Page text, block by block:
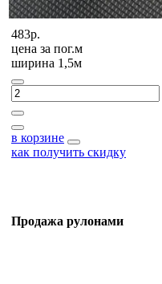
483р.
цена за пог.м
ширина 1,5м
в корзине
как получить скидку
Продажа рулонами